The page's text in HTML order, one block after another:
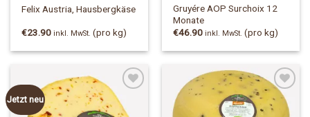
Felix Austria, Hausbergkäse
€23.90 inkl. MwSt. (pro kg)
Gruyére AOP Surchoix 12
Monate
€46.90 inkl. MwSt. (pro kg)
Jetzt neu